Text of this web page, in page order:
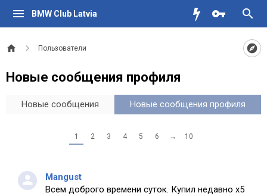
BMW Club Latvia
Пользователи
Новые сообщения профиля
Новые сообщения Новые сообщения профиля
1 2 3 4 5 6 → 10
Mangust
Всем доброго времени суток. Купил недавно х5